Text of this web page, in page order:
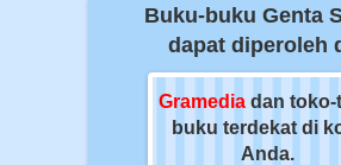
Buku-buku Genta
dapat diperoleh
Gramedia dan toko-
buku terdekat di
Anda.